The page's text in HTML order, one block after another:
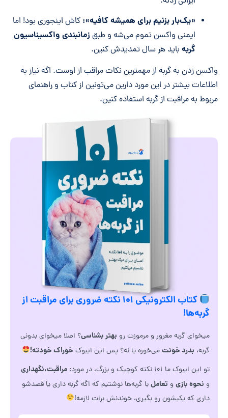
«یک‌بار بزنیم برای همیشه کافیه»: کاش اینجوری بود! اما
ایمنی واکسن تموم می‌شه و طبق زمانبندی واکسیناسیون
گربه باید هر سال تمدیدش کنین.
واکسن زدن به گربه از مهمترین نکات مراقب از اوست. اگه نیاز به
اطلاعات بیشتر در این مورد دارین می‌تونین از کتاب و راهنمای
مربوط به مراقبت از گربه استفاده کنین.
کتاب الکترونیکی ۱۰۱ نکته ضروری برای مراقبت از
گربه‌ها!
میخوای گربه مغرور و مرموزت رو بهتر بشناسی؟ اصلا میخوای بدونی
گربه، بدرد خونتمی‌خوره یا نه؟ پس این ایبوک خوراک خودته!
تو این ایبوک ما ۱۰۱ نکته کوچیک و بزرگ، در مورد: مراقبت،نگهداری
و نحوه بازیو تعاملبا گربه‌ها نوشتیم که اگه گربه داری یا قصدشو
داری که یکیشون رو بگیری، خوندنش برات لازمه!